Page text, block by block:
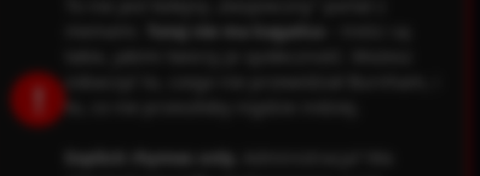
!
Tutaj nie ma kagańca
zobaczyć to, czego nie przewidział Burnham, i